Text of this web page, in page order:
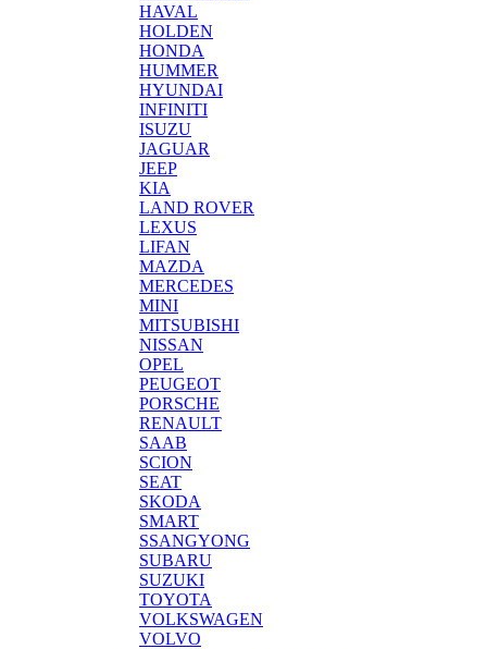
HAVAL
HOLDEN
HONDA
HUMMER
HYUNDAI
INFINITI
ISUZU
JAGUAR
JEEP
KIA
LAND ROVER
LEXUS
LIFAN
MAZDA
MERCEDES
MINI
MITSUBISHI
NISSAN
OPEL
PEUGEOT
PORSCHE
RENAULT
SAAB
SCION
SEAT
SKODA
SMART
SSANGYONG
SUBARU
SUZUKI
TOYOTA
VOLKSWAGEN
VOLVO